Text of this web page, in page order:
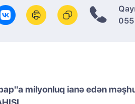
055
milyonluq ianə edən